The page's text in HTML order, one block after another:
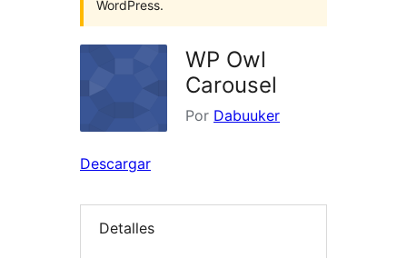
WordPress.
WP Owl
Carousel
Por Dabuuker
Descargar
Detalles